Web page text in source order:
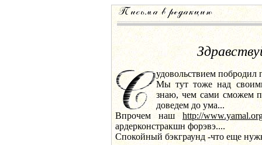
удовольствием побродил
Мы тут тоже над
знаю, чем сами сможем
доведем до ума...
Впрочем наш http://
ардерконстракшн форэвэ....
Спокойный бэкграунд -что еще